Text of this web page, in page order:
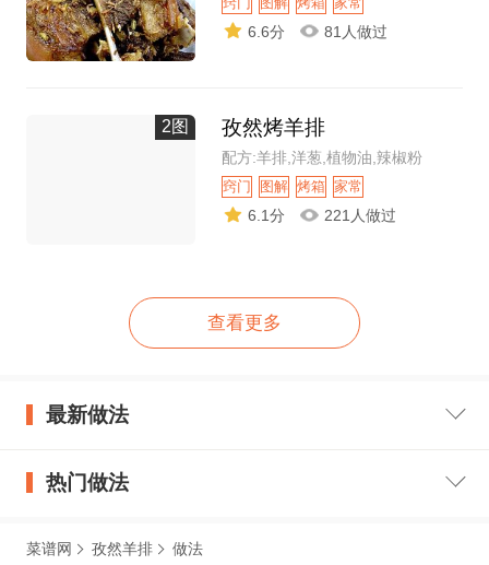
6.6分 81人做过
2图 孜然烤羊排
配方:羊排,洋葱,植物油,辣椒粉
窍门 图解 烤箱 家常
6.1分 221人做过
查看更多
最新做法
热门做法
菜谱网 孜然羊排 做法